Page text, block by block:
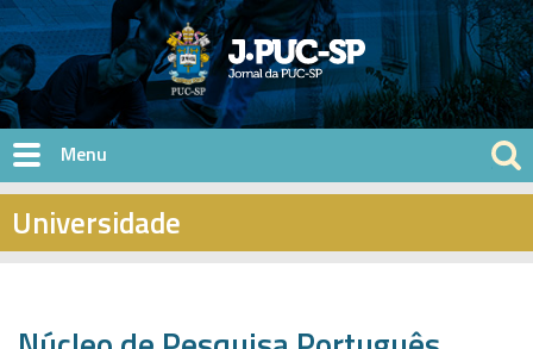
Pular para o conteúdo principal
Universidade